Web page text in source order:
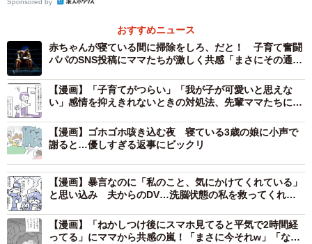
Sponsored by
おすすめニュース
赤ちゃんが寝ている間に掃除をしろ、だと！ 子育て奮闘
パパのSNS投稿にママたちが激しく共感「まさにその通
【漫画】「子育てがつらい」「我が子が可愛いと思えな
い」感情を抑えきれないときの対処法、先輩ママたちに聞
【漫画】ゴホゴホ咳き込む夜 寝ている3歳の娘に小声で
謝ると…優しすぎる返事にビックリ
【漫画】暴言なのに「私のこと、気にかけてくれている」
と思い込み 夫からのDV…洗脳状態の私を救ってくれ
【漫画】「ねかしつけ後にスマホ見てると平気で2時間経
ってる」にママから共感の嵐！「まさに今それw」「なぜ